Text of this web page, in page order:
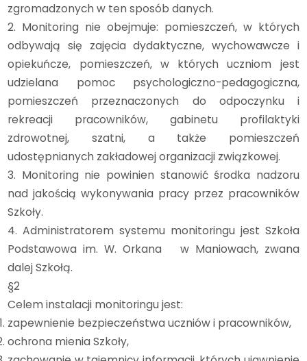
zgromadzonych w ten sposób danych.
2. Monitoring nie obejmuje: pomieszczeń, w których
odbywają się zajęcia dydaktyczne, wychowawcze i
opiekuńcze, pomieszczeń, w których uczniom jest
udzielana pomoc psychologiczno-pedagogiczna,
pomieszczeń przeznaczonych do odpoczynku i
rekreacji pracowników, gabinetu profilaktyki
zdrowotnej, szatni, a także pomieszczeń
udostępnianych zakładowej organizacji związkowej.
3. Monitoring nie powinien stanowić środka nadzoru
nad jakością wykonywania pracy przez pracowników
Szkoły.
4. Administratorem systemu monitoringu jest Szkoła
Podstawowa im. W. Orkana w Maniowach, zwana
dalej Szkołą.
§2
Celem instalacji monitoringu jest:
zapewnienie bezpieczeństwa uczniów i pracowników,
ochrona mienia Szkoły,